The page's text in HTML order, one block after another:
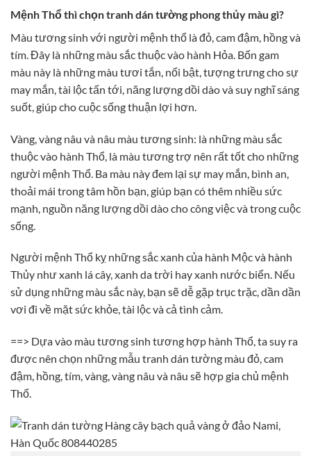
Mệnh Thổ thì chọn tranh dán tường phong thủy màu gì?
Màu tương sinh với người mệnh thổ là đỏ, cam đậm, hồng và
tím. Đây là những màu sắc thuộc vào hành Hỏa. Bốn gam
màu này là những màu tươi tắn, nổi bật, tượng trưng cho sự
may mắn, tài lộc tấn tới, năng lượng dồi dào và suy nghĩ sáng
suốt, giúp cho cuộc sống thuận lợi hơn.
Vàng, vàng nâu và nâu màu tương sinh: là những màu sắc
thuộc vào hành Thổ, là màu tương trợ nên rất tốt cho những
người mệnh Thổ. Ba màu này đem lại sự may mắn, bình an,
thoải mái trong tâm hồn bạn, giúp bạn có thêm nhiều sức
mạnh, nguồn năng lượng dồi dào cho công việc và trong cuộc
sống.
Người mệnh Thổ kỵ những sắc xanh của hành Mộc và hành
Thủy như xanh lá cây, xanh da trời hay xanh nước biển. Nếu
sử dụng những màu sắc này, bạn sẽ dễ gặp trục trặc, dần dần
vơi đi về mặt sức khỏe, tài lộc và cả tình cảm.
==> Dựa vào màu tương sinh tương hợp hành Thổ, ta suy ra
được nên chọn những mẫu tranh dán tường màu đỏ, cam
đậm, hồng, tím, vàng, vàng nâu và nâu sẽ hợp gia chủ mệnh
Thổ.